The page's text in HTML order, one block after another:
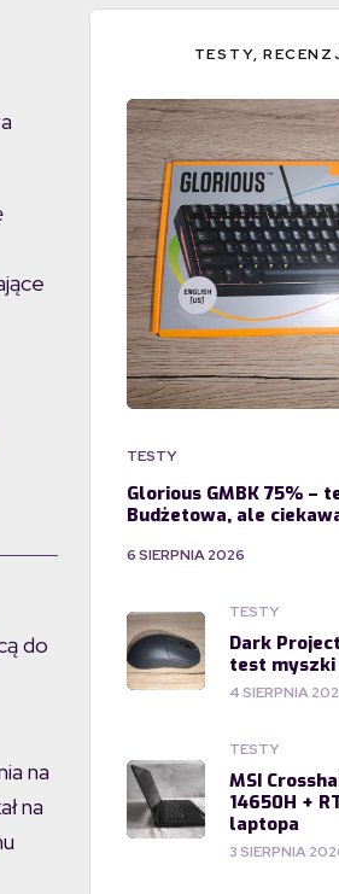
do
na
na
TESTY,
TESTY
Glorious GMBK 75% –
Budżetowa, ale
6 SIERPNIA 2026
TESTY
Dark
test myszki
4 SIERPNIA
TESTY
MSI
14650H +
laptopa
3 SIERPNIA